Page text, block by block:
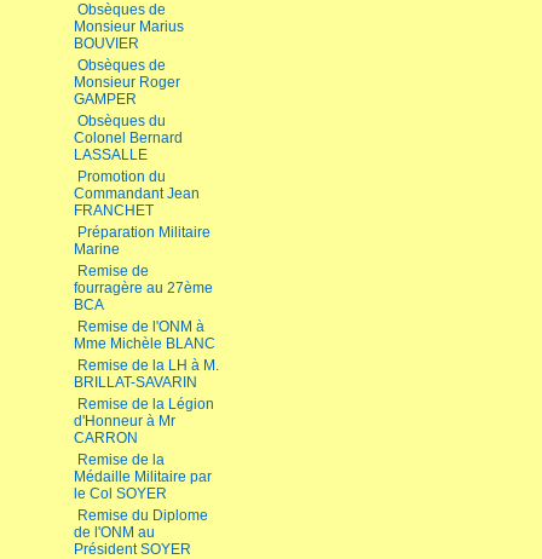
Obsèques de
Monsieur Marius
BOUVIER
Obsèques de
Monsieur Roger
GAMPER
Obsèques du
Colonel Bernard
LASSALLE
Promotion du
Commandant Jean
FRANCHET
Préparation Militaire
Marine
Remise de
fourragère au 27ème
BCA
Remise de l'ONM à
Mme Michèle BLANC
Remise de la LH à M.
BRILLAT-SAVARIN
Remise de la Légion
d'Honneur à Mr
CARRON
Remise de la
Médaille Militaire par
le Col SOYER
Remise du Diplome
de l'ONM au
Président SOYER